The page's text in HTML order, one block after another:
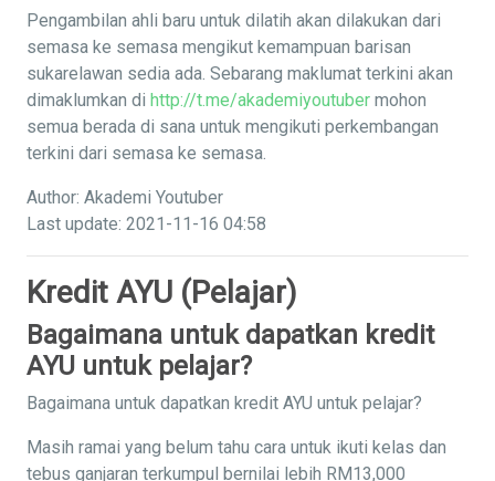
Pengambilan ahli baru untuk dilatih akan dilakukan dari
semasa ke semasa mengikut kemampuan barisan
sukarelawan sedia ada. Sebarang maklumat terkini akan
dimaklumkan di http://t.me/akademiyoutuber mohon
semua berada di sana untuk mengikuti perkembangan
terkini dari semasa ke semasa.
Author: Akademi Youtuber
Last update: 2021-11-16 04:58
Kredit AYU (Pelajar)
Bagaimana untuk dapatkan kredit
AYU untuk pelajar?
Bagaimana untuk dapatkan kredit AYU untuk pelajar?
Masih ramai yang belum tahu cara untuk ikuti kelas dan
tebus ganjaran terkumpul bernilai lebih RM13,000